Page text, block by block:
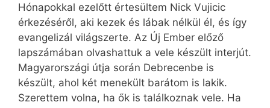
Hónapokkal ezelőtt értesültem Nick Vujicic
érkezéséről, aki kezek és lábak nélkül él, és így
evangelizál világszerte. Az Új Ember előző
lapszámában olvashattuk a vele készült interjút.
Magyarországi útja során Debrecenbe is
készült, ahol két menekült barátom is lakik.
Szerettem volna, ha ők is találkoznak vele. Ha